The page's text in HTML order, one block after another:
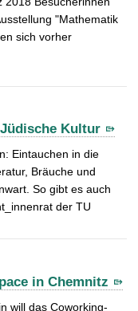
"Mathematik
sich vorher
Kultur
Eintauchen in die
Bräuche und
So gibt es auch
der TU
in Chemnitz
will das Coworking-